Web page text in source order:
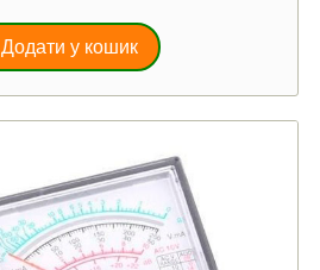
Додати у кошик